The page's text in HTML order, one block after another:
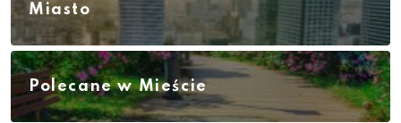
Miasto
Polecane w Mieście